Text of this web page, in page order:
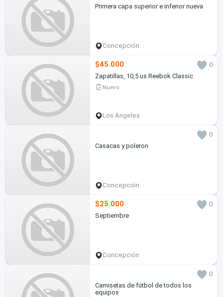
Primera capa superior e inferior nueva
Concepción
$45.000
0
Zapatillas, 10,5 us Reebok Classic
Nuevo
Los Ángeles
0
Casacas y poleron
Concepción
$25.000
0
Septiembre
Concepción
0
Camisetas de fútbol de todos los
equipos